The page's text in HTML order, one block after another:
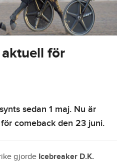
aktuell för
sedan 1 maj. Nu är
comeback den 23 juni.
gjorde Icebreaker D.K.